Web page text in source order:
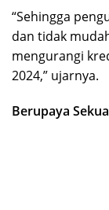
“Sehingga
dan tidak
mengurangi
2024,” ujarnya.
Berupaya